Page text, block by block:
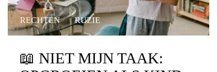
RECHTEN RUZIE
📖 NIET MIJN TAAK: